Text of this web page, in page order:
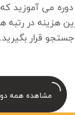
می آموزید
هزینه در رتبه
جستجو قرار بگیرید.
مشاهده همه